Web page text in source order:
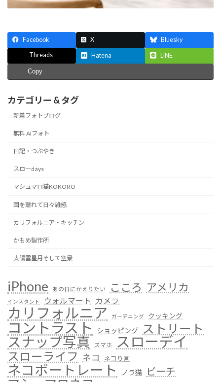
Facebook X Bluesky
Threads Hatena LINE
Copy
カテゴリー & タグ
新着フォトブログ
無料 AIフォト
日記・つぶやき
スローdays
マシュマロ猫KOKORO
国を離れて日々雑感
カリフォルニア・キッチン
かもめ製作所
太陽雲星月そして空景
iPhone あの日にかえりたい こころ アメリカ
インスタント ウォルマート カメラ
カリフォルニア ガーデニング クッキング
コントラスト ショッピング ストリート
スナップ写真 スマホ スローデイ
スローライフ ネコ ネコり言
ネコポートレート ノラ猫 ビーチ